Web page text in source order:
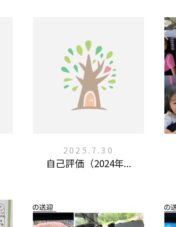
2025.7.30
自己評価（2024年...